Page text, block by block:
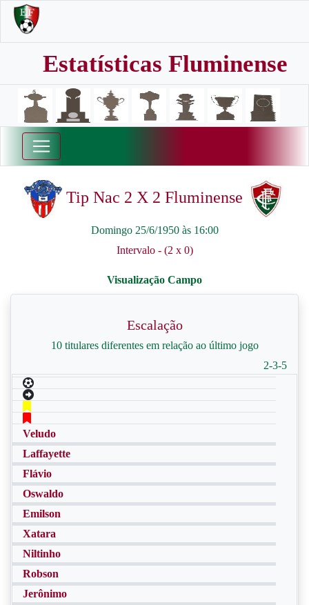
Estatísticas Fluminense
Tip Nac 2 X 2 Fluminense
Domingo 25/6/1950 às 16:00
Intervalo - (2 x 0)
Escalação
10 titulares diferentes em relação ao último jogo
2-3-5
Veludo
Laffayette
Flávio
Oswaldo
Emilson
Xatara
Niltinho
Robson
Jerônimo